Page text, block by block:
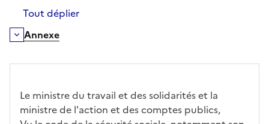
Tout déplier
Annexe
Déplier/Replier
Le ministre du travail et des solidarités et la
ministre de l'action et des comptes publics,